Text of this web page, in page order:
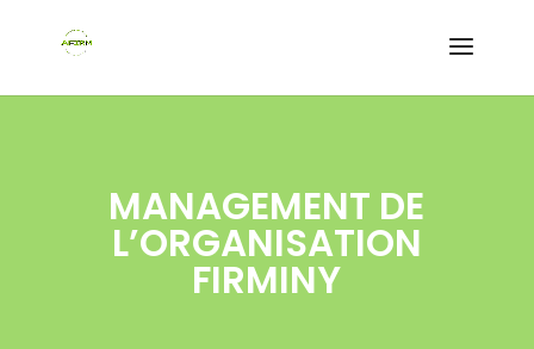
MANAGEMENT DE
L’ORGANISATION
FIRMINY